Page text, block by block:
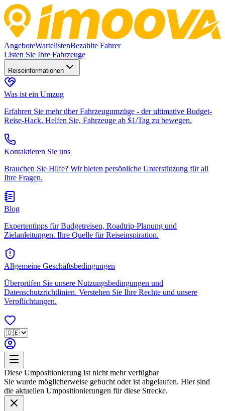
AngeboteWartelistenBezahlte Fahrer
Listen Sie Ihre Fahrzeuge
Reiseinformationen
Was ist ein Umzug
Erfahren Sie mehr über Fahrzeugumzüge - der ultimative Budget-
Reise-Hack. Helfen Sie, Fahrzeuge ab $1/Tag zu bewegen.
Kontaktieren Sie uns
Brauchen Sie Hilfe? Wir bieten persönliche Unterstützung für all
Ihre Fragen.
Blog
Expertentipps für Budgetreisen, Roadtrip-Planung und
Zielanleitungen. Ihre Quelle für Reiseinspiration.
Allgemeine Geschäftsbedingungen
Überprüfen Sie unsere Nutzungsbedingungen und
Datenschutzrichtlinien. Verstehen Sie Ihre Rechte und unsere
Verpflichtungen.
Diese Umpositionierung ist nicht mehr verfügbar
Sie wurde möglicherweise gebucht oder ist abgelaufen. Hier sind
die aktuellen Umpositionierungen für diese Strecke.